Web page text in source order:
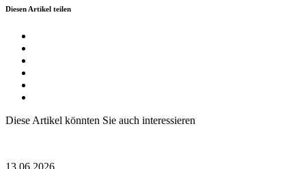
Diesen Artikel teilen
Diese Artikel könnten Sie auch interessieren
13.06.2026